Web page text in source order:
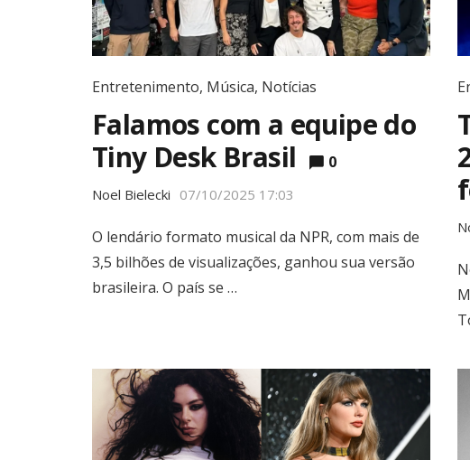
Entretenimento, Música, Notícias
Falamos com a equipe do
Tiny Desk Brasil
0
Noel Bielecki 07/10/2025 17:03
O lendário formato musical da NPR, com mais de
3,5 bilhões de visualizações, ganhou sua versão
brasileira. O país se …